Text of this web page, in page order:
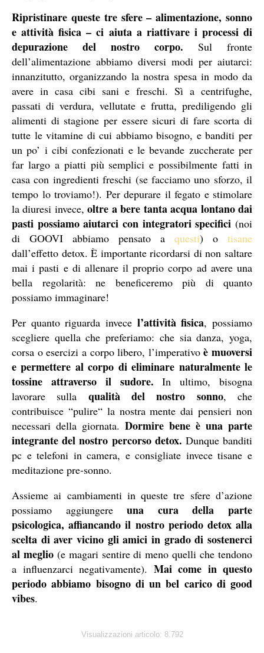
Ripristinare queste tre sfere – alimentazione, sonno
e attività fisica – ci aiuta a riattivare i processi di
depurazione del nostro corpo. Sul fronte
dell’alimentazione abbiamo diversi modi per aiutarci:
innanzitutto, organizzando la nostra spesa in modo da
avere in casa cibi sani e freschi. Sì a centrifughe,
passati di verdura, vellutate e frutta, prediligendo gli
alimenti di stagione per essere sicuri di fare scorta di
tutte le vitamine di cui abbiamo bisogno, e banditi per
un po’ i cibi confezionati e le bevande zuccherate per
far largo a piatti più semplici e possibilmente fatti in
casa con ingredienti freschi (se facciamo uno sforzo, il
tempo lo troviamo!). Per depurare il fegato e stimolare
la diuresi invece,oltre a bere tanta acqua lontano dai
pasti possiamo aiutarci con integratori specifici (noi
di GOOVI abbiamo pensato a questi) o tisane
dall’effetto detox. È importante ricordarsi di non saltare
mai i pasti e di allenare il proprio corpo ad avere una
bella regolarità: ne beneficeremo più di quanto
possiamo immaginare!
Per quanto riguarda invece l’attività fisica, possiamo
scegliere quella che preferiamo: che sia danza, yoga,
corsa o esercizi a corpo libero, l’imperativoè muoversi
e permettere al corpo di eliminare naturalmente le
tossine attraverso il sudore. In ultimo, bisogna
lavorare sulla qualità del nostro sonno, che
contribuisce “pulire“ la nostra mente dai pensieri non
necessari della giornata. Dormire bene è una parte
integrante del nostro percorso detox. Dunque banditi
pc e telefoni in camera, e consigliate invece tisane e
meditazione pre-sonno.
Assieme ai cambiamenti in queste tre sfere d’azione
possiamo aggiungereuna cura della parte
psicologica, affiancando il nostro periodo detox alla
scelta di aver vicino gli amici in grado di sostenerci
al meglio(e magari sentire di meno quelli che tendono
a influenzarci negativamente). Mai come in questo
periodo abbiamo bisogno di un bel carico di good
vibes.
Visualizzazioni articolo: 8.792